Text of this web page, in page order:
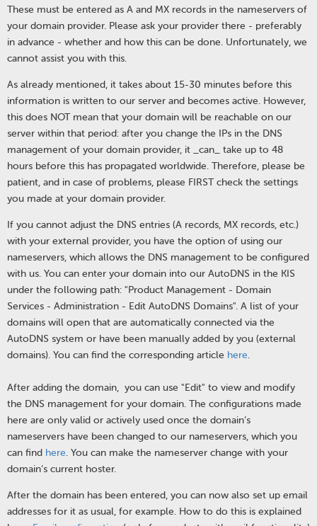
These must be entered as A and MX records in the nameservers of
your domain provider. Please ask your provider there - preferably
in advance - whether and how this can be done. Unfortunately, we
cannot assist you with this.
As already mentioned, it takes about 15-30 minutes before this
information is written to our server and becomes active. However,
this does NOT mean that your domain will be reachable on our
server within that period: after you change the IPs in the DNS
management of your domain provider, it _can_ take up to 48
hours before this has propagated worldwide. Therefore, please be
patient, and in case of problems, please FIRST check the settings
you made at your domain provider.
If you cannot adjust the DNS entries (A records, MX records, etc.)
with your external provider, you have the option of using our
nameservers, which allows the DNS management to be configured
with us. You can enter your domain into our AutoDNS in the KIS
under the following path: "Product Management - Domain
Services - Administration - Edit AutoDNS Domains". A list of your
domains will open that are automatically connected via the
AutoDNS system or have been manually added by you (external
domains). You can find the corresponding article here.
After adding the domain, you can use "Edit" to view and modify
the DNS management for your domain. The configurations made
here are only valid or actively used once the domain’s
nameservers have been changed to our nameservers, which you
can find here. You can make the nameserver change with your
domain’s current hoster.
After the domain has been entered, you can now also set up email
addresses for it as usual, for example. How to do this is explained